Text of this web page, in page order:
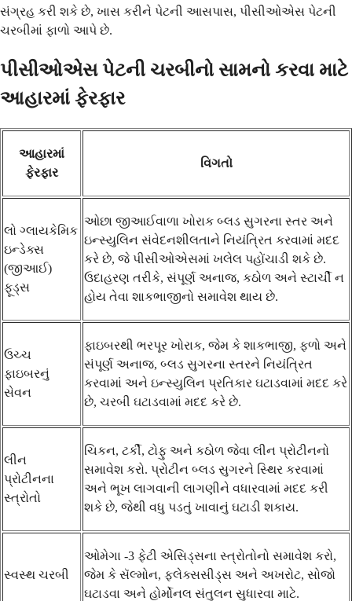
સંગ્રહ કરી શકે છે, ખાસ કરીને પેટની આસપાસ, પીસીઓએસ પેટની
ચરબીમાં ફાળો આપે છે.
પીસીઓએસ પેટની ચરબીનો સામનો કરવા માટે
આહારમાં ફેરફાર
આહારમાં
ફેરફાર
વિગતો
લો ગ્લાયકેમિક
ઇન્ડેક્સ
(જીઆઈ)
ફૂડ્સ
ઓછા જીઆઈવાળા ખોરાક બ્લડ સુગરના સ્તર અને
ઇન્સ્યુલિન સંવેદનશીલતાને નિયંત્રિત કરવામાં મદદ
કરે છે, જે પીસીઓએસમાં ખલેલ પહોંચાડી શકે છે.
ઉદાહરણ તરીકે, સંપૂર્ણ અનાજ, કઠોળ અને સ્ટાર્ચી ન
હોય તેવા શાકભાજીનો સમાવેશ થાય છે.
ઉચ્ચ
ફાઇબરનું
સેવન
ફાઇબરથી ભરપૂર ખોરાક, જેમ કે શાકભાજી, ફળો અને
સંપૂર્ણ અનાજ, બ્લડ સુગરના સ્તરને નિયંત્રિત
કરવામાં અને ઇન્સ્યુલિન પ્રતિકાર ઘટાડવામાં મદદ કરે
છે, ચરબી ઘટાડવામાં મદદ કરે છે.
લીન
પ્રોટીનના
સ્ત્રોતો
ચિકન, ટર્કી, ટોફુ અને કઠોળ જેવા લીન પ્રોટીનનો
સમાવેશ કરો. પ્રોટીન બ્લડ સુગરને સ્થિર કરવામાં
અને ભૂખ લાગવાની લાગણીને વધારવામાં મદદ કરી
શકે છે, જેથી વધુ પડતું ખાવાનું ઘટાડી શકાય.
સ્વસ્થ ચરબી
ઓમેગા -3 ફેટી એસિડ્સના સ્ત્રોતોનો સમાવેશ કરો,
જેમ કે સૅલ્મોન, ફ્લેક્સસીડ્સ અને અખરોટ, સોજો
ઘટાડવા અને હોર્મોનલ સંતુલન સુધારવા માટે.